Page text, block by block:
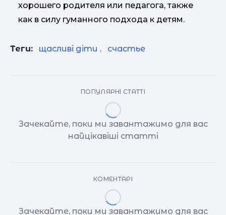
хорошего родителя или педагога, также
как в силу гуманного подхода к детям.
Теги: щасливі діти , счастье
ПОПУЛЯРНІ СТАТТІ
Зачекайте, поки ми завантажимо для вас
найцікавіші статті
КОМЕНТАРІ
Зачекайте, поки ми завантажимо для вас